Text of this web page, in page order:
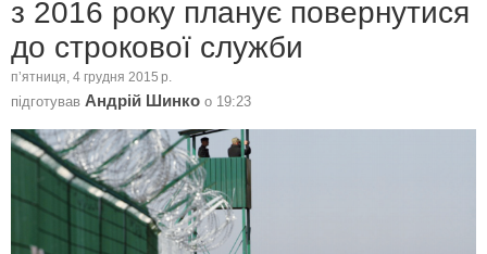
з 2016 року планує повернутися
до строкової служби
пʼятниця, 4 грудня 2015 р.
підготував Андрій Шинко о 19:23